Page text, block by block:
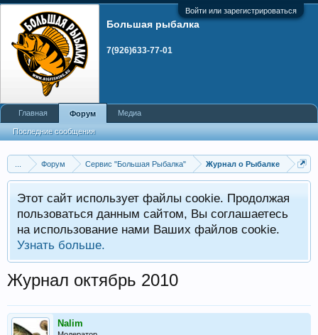
Войти или зарегистрироваться
Форум Сервис "Большая Рыбалка" Журнал о Рыбалке
Этот сайт использует файлы cookie. Продолжая
пользоваться данным сайтом, Вы соглашаетесь
на использование нами Ваших файлов cookie.
Узнать больше.
Журнал октябрь 2010
Nalim
Большая рыбалка
7(926)633-77-01
Главная Форум
Последние сообщения
Медиа